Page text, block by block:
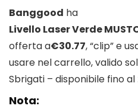
Banggood ha
Livello Laser Verde
offerta a€30.77, “clip” e
usare nel carrello, valido
Sbrigati – disponibile fino al
Nota: